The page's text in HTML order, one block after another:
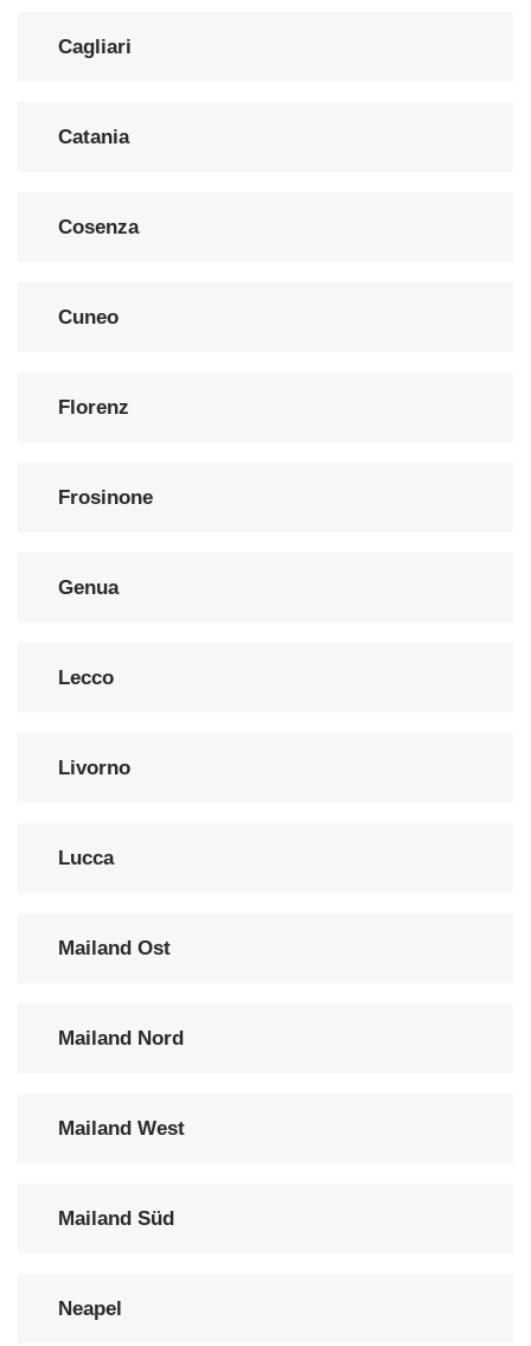
Cagliari
Catania
Cosenza
Cuneo
Florenz
Frosinone
Genua
Lecco
Livorno
Lucca
Mailand Ost
Mailand Nord
Mailand West
Mailand Süd
Neapel